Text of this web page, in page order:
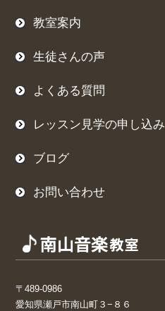
教室案内
生徒さんの声
よくある質問
レッスン見学の申し込み
ブログ
お問い合わせ
〒489-0986
愛知県瀬戸市南山町３−８６